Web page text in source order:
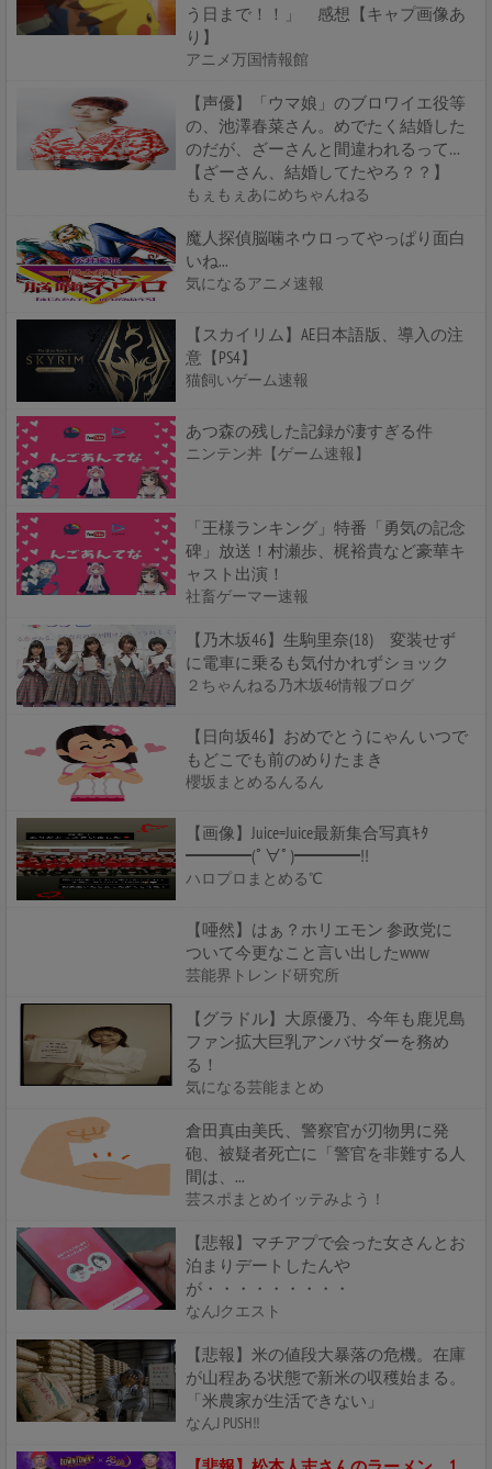
う日まで！！」 感想【キャプ画像あ
り】
アニメ万国情報館
【声優】「ウマ娘」のブロワイエ役等
の、池澤春菜さん。めでたく結婚した
のだが、ざーさんと間違われるって…
【ざーさん、結婚してたやろ？？】
もぇもぇあにめちゃんねる
魔人探偵脳噛ネウロってやっぱり面白
いね...
気になるアニメ速報
【スカイリム】AE日本語版、導入の注
意【PS4】
猫飼いゲーム速報
あつ森の残した記録が凄すぎる件
ニンテン丼【ゲーム速報】
「王様ランキング」特番「勇気の記念
碑」放送！村瀬歩、梶裕貴など豪華キ
ャスト出演！
社畜ゲーマー速報
【乃木坂46】生駒里奈(18) 変装せず
に電車に乗るも気付かれずショック
２ちゃんねる乃木坂46情報ブログ
【日向坂46】おめでとうにゃん いつで
もどこでも前のめりたまき
櫻坂まとめるんるん
【画像】Juice=Juice最新集合写真ｷﾀ
━━━━(ﾟ∀ﾟ)━━━━!!
ハロプロまとめる℃
【唖然】はぁ？ホリエモン 参政党に
ついて今更なこと言い出したwww
芸能界トレンド研究所
【グラドル】大原優乃、今年も鹿児島
ファン拡大巨乳アンバサダーを務め
る！
気になる芸能まとめ
倉田真由美氏、警察官が刃物男に発
砲、被疑者死亡に「警官を非難する人
間は、...
芸スポまとめイッテみよう！
【悲報】マチアプで会った女さんとお
泊まりデートしたんや
が・・・・・・・・・
なんJクエスト
【悲報】米の値段大暴落の危機。在庫
が山程ある状態で新米の収穫始まる。
「米農家が生活できない」
なんJ PUSH!!